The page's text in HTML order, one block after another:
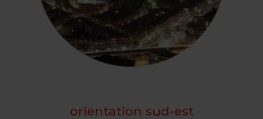
orientation sud-est